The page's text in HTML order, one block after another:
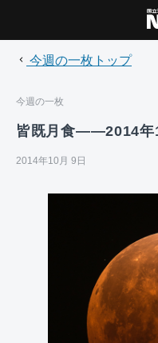
今週の一枚トップ
今週の一枚
皆既月食――2014年
2014年10月 9日